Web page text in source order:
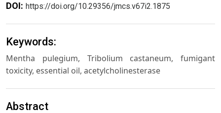
DOI: https://doi.org/10.29356/jmcs.v67i2.1875
Keywords:
Mentha pulegium, Tribolium castaneum, fumigant
toxicity, essential oil, acetylcholinesterase
Abstract